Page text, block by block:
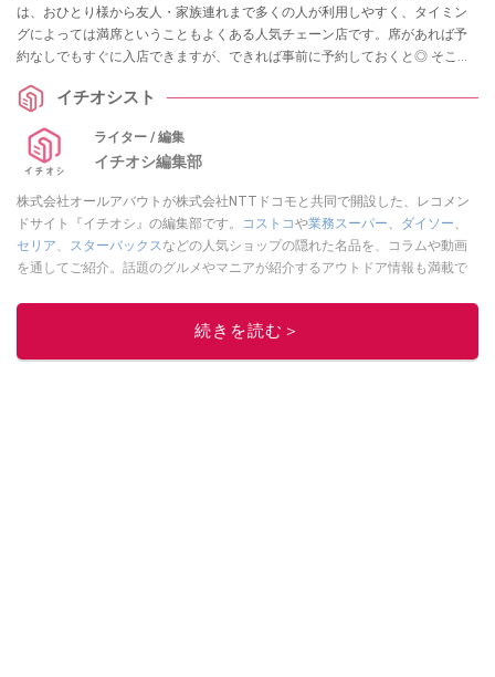
は、おひとり様から友人・家族連れまで多くの人が利用しやすく、タイミン
グによっては満席ということもよくある人気チェーン店です。席があれば予
約なしでもすぐに入店できますが、できれば事前に予約しておくと◎ そこで
レを調査。さらにアプリ＆ネットでの予約方法についてもまとめたので、ぜ
イチオシスト
ライター / 編集
イチオシ編集部
株式会社オールアバウトが株式会社NTTドコモと共同で開設した、レコメン
ドサイト『イチオシ』の編集部です。
コストコや業務スーパー ダイソー
セリア
スターバックス などの人気ショップの隠れた名品を、コラムや動画
を通してご紹介。話題のグルメやマニアが紹介するアウトドア情報も満載で
レビューしています。毎日トレンド情報をお届けしているので、ぜひ
してください！続きを読む＞